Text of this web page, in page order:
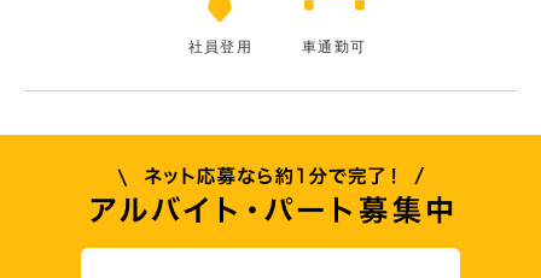
社員登用 車通勤可